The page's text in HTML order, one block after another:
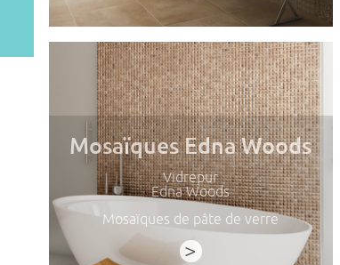
Mosaïques Edna Woods
Vidrepur
Edna Woods
Mosaïques de pâte de verre
>